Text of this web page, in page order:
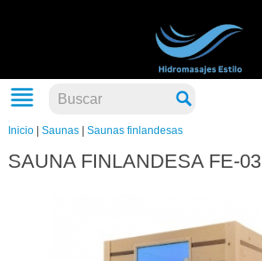
Inicio| Saunas| Saunas finlandesas
SAUNA FINLANDESA FE-03